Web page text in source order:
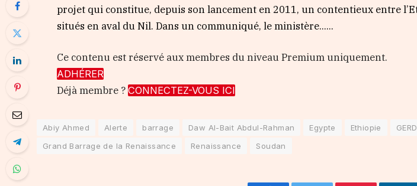
projet qui constitue, depuis son lancement en 2011, un contentieux entre
situés en aval du Nil. Dans un communiqué, le ministère…...
Ce contenu est réservé aux membres du niveau Premium uniquement.
ADHÉRER
Déjà membre ?CONNECTEZ-VOUS ICI
Abiy Ahmed Alerte barrage Daw Al-Bait Abdul-Rahman Egypte Ethiopie
GERD
Grand Barrage de la Renaissance
Renaissance Soudan